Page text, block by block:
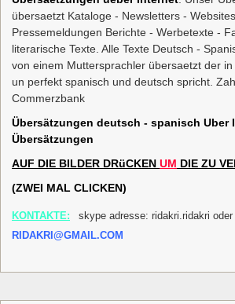
übersaetzt Kataloge - Newsletters -
Pressemeldungen Berichte - Werbetexte -
literarische Texte. Alle Texte Deutsch -
von einem Muttersprachler übersaetzt der
un perfekt spanisch und deutsch spricht.
Commerzbank
Übersätzungen deutsch - spanisch Uber
Übersätzungen
AUF DIE BILDER DRüCKEN UM DIE ZU
(ZWEI MAL CLICKEN)
KONTAKTE:
skype adresse: ridakri.ridakri oder
RIDAKRI@GMAIL.COM